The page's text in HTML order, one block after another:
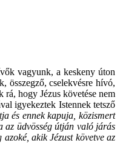
vagyunk, a keskeny úton
összegző, cselekvésre hívó,
hogy Jézus követése nem
igyekeztek Istennek tetsző
és ennek kapuja, közismert
az üdvösség útján való járás
akik Jézust követve az